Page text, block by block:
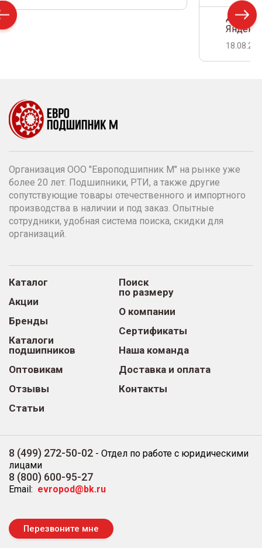
Дамир
Яндекс
Организация ООО "Европодшипник М" на рынке уже
более 20 лет. Подшипники, РТИ, а также другие
сопутствующие товары отечественного и импортного
производства в наличии и под заказ. Опытные
сотрудники, удобная система поиска, скидки для
организаций.
Каталог
Акции
Бренды
Каталоги
подшипников
Оптовикам
Отзывы
Статьи
Поиск
по размеру
О компании
Сертификаты
Наша команда
Доставка и оплата
Контакты
8 (499) 272-50-02 - Отдел по работе с юридическими
лицами
8 (800) 600-95-27
Email: evropod@bk.ru
Перезвоните мне